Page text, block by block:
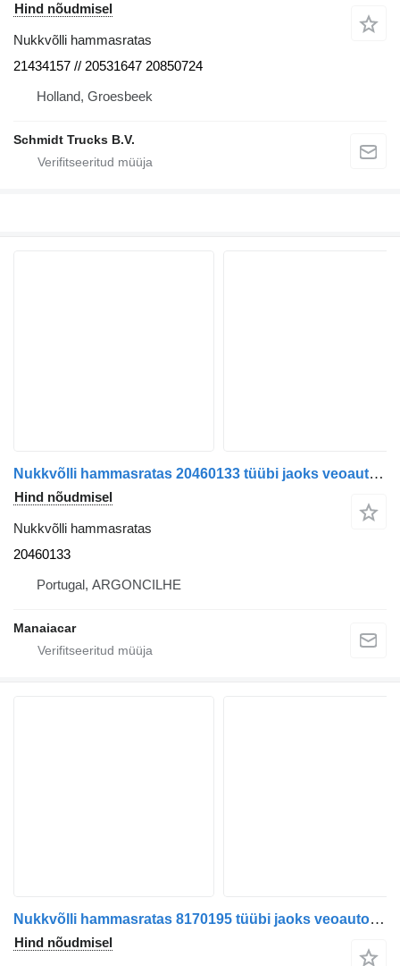
Hind nõudmisel
Nukkvõlli hammasratas
21434157 // 20531647 20850724
Holland, Groesbeek
Schmidt Trucks B.V.
Nukkvõlli hammasratas 20460133 tüübi jaoks veoauto Volvo FH | 05
Hind nõudmisel
Nukkvõlli hammasratas
20460133
Portugal, ARGONCILHE
Manaiacar
Nukkvõlli hammasratas 8170195 tüübi jaoks veoauto Volvo FH | 05
Hind nõudmisel